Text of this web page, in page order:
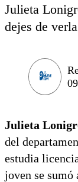
Julieta
dejes de
Julieta
del
estudia
joven se sumó